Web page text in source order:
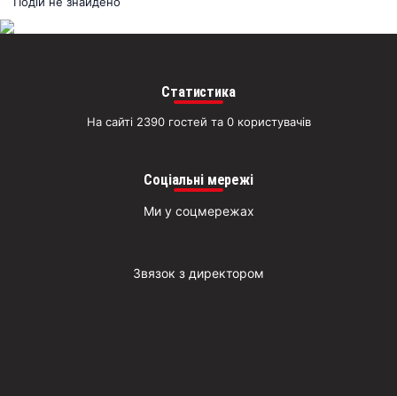
Статистика
На сайті 2390 гостей та 0 користувачів
Соціальні мережі
Ми у соцмережах
Звязок з директором